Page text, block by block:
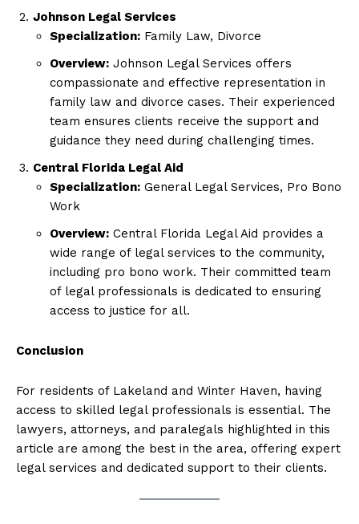
Johnson Legal Services
Specialization: Family Law, Divorce
Overview: Johnson Legal Services offers
compassionate and effective representation in
family law and divorce cases. Their experienced
team ensures clients receive the support and
guidance they need during challenging times.
Central Florida Legal Aid
Specialization: General Legal Services, Pro Bono
Work
Overview: Central Florida Legal Aid provides a
wide range of legal services to the community,
including pro bono work. Their committed team
of legal professionals is dedicated to ensuring
access to justice for all.
Conclusion
For residents of Lakeland and Winter Haven, having
access to skilled legal professionals is essential. The
lawyers, attorneys, and paralegals highlighted in this
article are among the best in the area, offering expert
legal services and dedicated support to their clients.